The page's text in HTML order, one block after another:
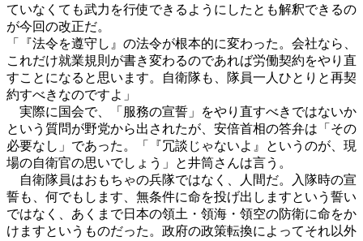
ていなくても武力を行使できるようにしたとも解釈できるの
が今回の改正だ。
「『法令を遵守し』の法令が根本的に変わった。会社なら、
これだけ就業規則が書き変わるのであれば労働契約をやり直
すことになると思います。自衛隊も、隊員一人ひとりと再契
約すべきなのですよ」
実際に国会で、「服務の宣誓」をやり直すべきではないか
という質問が野党から出されたが、安倍首相の答弁は「その
必要なし」であった。「『冗談じゃないよ』というのが、現
場の自衛官の思いでしょう」と井筒さんは言う。
自衛隊員はおもちゃの兵隊ではなく、人間だ。入隊時の宣
誓も、何でもします、無条件に命を投げ出しますという誓い
ではなく、あくまで日本の領土・領海・領空の防衛に命をか
けますというものだった。政府の政策転換によってそれ以外